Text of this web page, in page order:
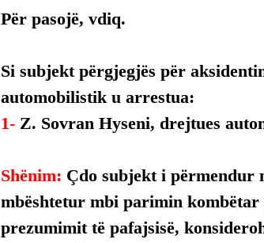
Për pasojë, vdiq.
Si subjekt përgjegjës për
automobilistik u arrestua:
1- Z. Sovran Hyseni, drejtues
Shënim: Çdo subjekt i
mbështetur mbi parimin
prezumimit të pafajsisë,